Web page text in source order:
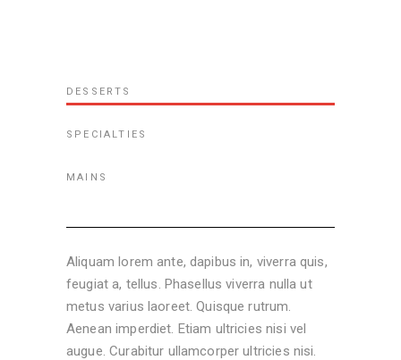
DESSERTS
SPECIALTIES
MAINS
Aliquam lorem ante, dapibus in, viverra quis,
feugiat a, tellus. Phasellus viverra nulla ut
metus varius laoreet. Quisque rutrum.
Aenean imperdiet. Etiam ultricies nisi vel
augue. Curabitur ullamcorper ultricies nisi.